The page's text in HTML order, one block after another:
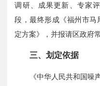
调研、成果更新、专家
段，最终形成《福州市马
定方案》，并报请区政府
三、划定依据
《中华人民共和国噪